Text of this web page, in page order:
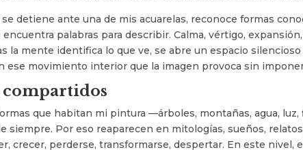
se detiene ante una de mis acuarelas, reconoce formas
palabras para describir. Calma, vértigo,
la mente identifica lo que ve, se abre un espacio
ese movimiento interior que la imagen provoca sin
compartidos
que habitan mi pintura —árboles, montañas, agua,
siempre. Por eso reaparecen en mitologías, sueños,
crecer, perderse, transformarse, despertar. En este